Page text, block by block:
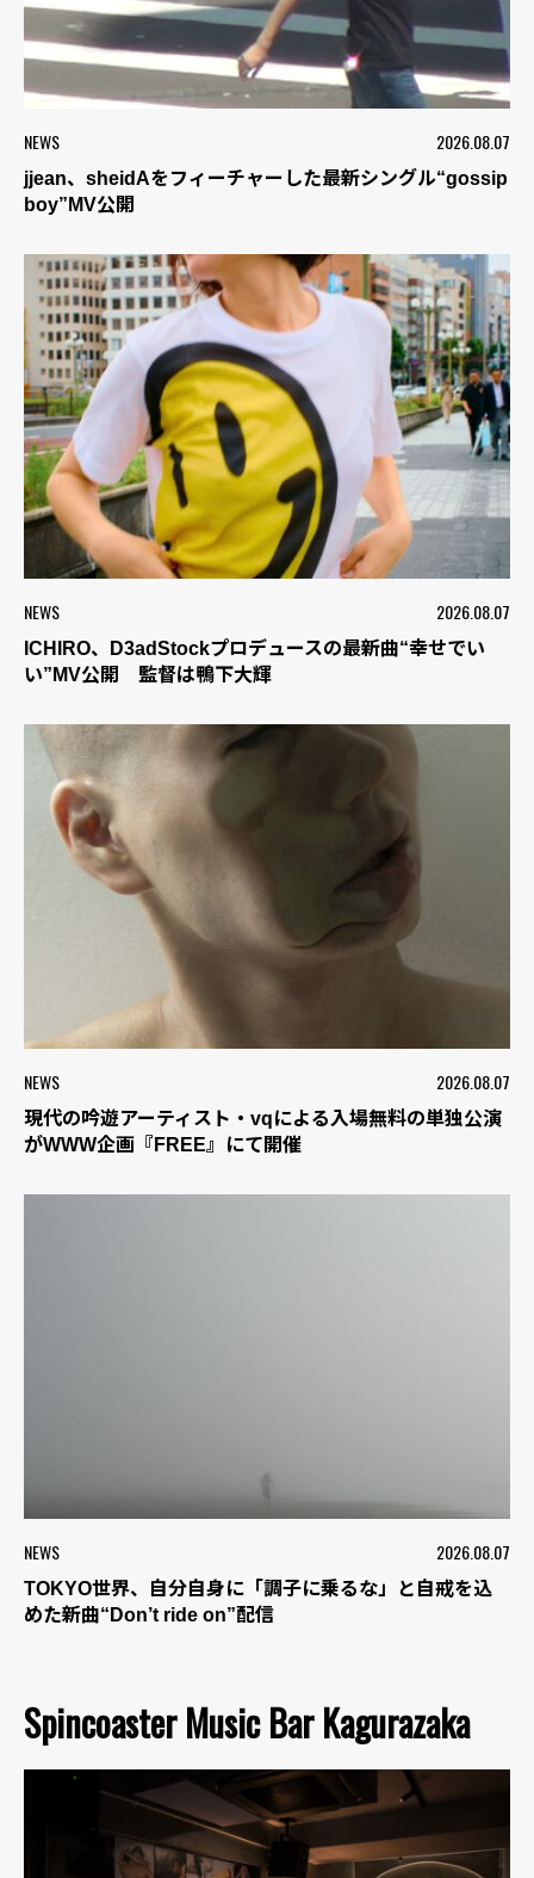
NEWS 2026.08.07
jjean、sheidAをフィーチャーした最新シングル“gossip
boy”MV公開
NEWS 2026.08.07
ICHIRO、D3adStockプロデュースの最新曲“幸せでい
い”MV公開 監督は鴨下大輝
NEWS 2026.08.07
現代の吟遊アーティスト・vqによる入場無料の単独公演
がWWW企画『FREE』にて開催
NEWS 2026.08.07
TOKYO世界、自分自身に「調子に乗るな」と自戒を込
めた新曲“Don’t ride on”配信
Spincoaster Music Bar Kagurazaka